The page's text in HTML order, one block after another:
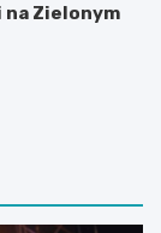
Zielonym